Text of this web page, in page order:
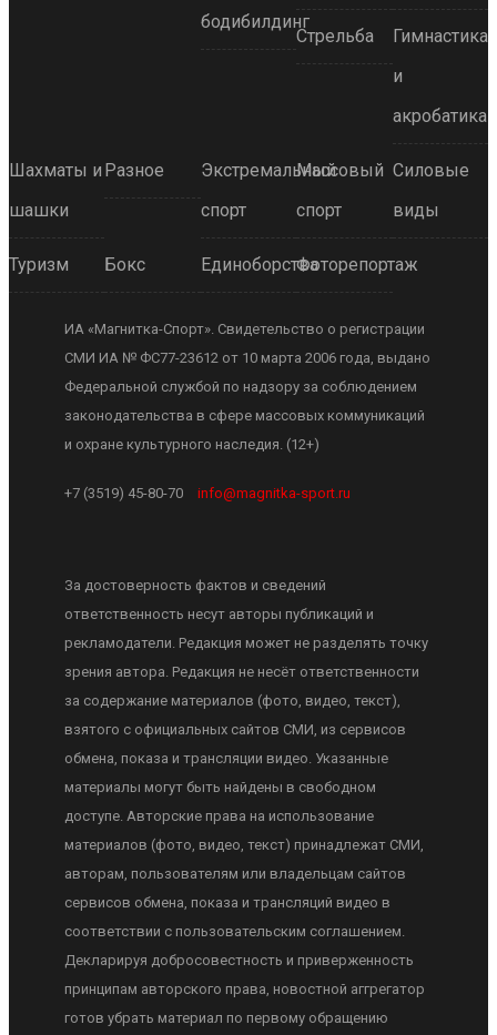
бодибилдинг
Стрельба
Гимнастика
и
акробатика
Шахматы и
шашки
Разное
Экстремальный
спорт
Массовый
спорт
Силовые
виды
Туризм Бокс ЕдиноборстваФоторепортаж
ИА «Магнитка-Спорт». Свидетельство о регистрации
СМИ ИА № ФС77-23612 от 10 марта 2006 года, выдано
Федеральной службой по надзору за соблюдением
законодательства в сфере массовых коммуникаций
и охране культурного наследия. (12+)
+7 (3519) 45-80-70
За достоверность фактов и сведений
ответственность несут авторы публикаций и
рекламодатели. Редакция может не разделять точку
зрения автора. Редакция не несёт ответственности
за содержание материалов (фото, видео, текст),
взятого с официальных сайтов СМИ, из сервисов
обмена, показа и трансляции видео. Указанные
материалы могут быть найдены в свободном
доступе. Авторские права на использование
материалов (фото, видео, текст) принадлежат СМИ,
авторам, пользователям или владельцам сайтов
сервисов обмена, показа и трансляций видео в
соответствии с пользовательским соглашением.
Декларируя добросовестность и приверженность
принципам авторского права, новостной аггрегатор
готов убрать материал по первому обращению